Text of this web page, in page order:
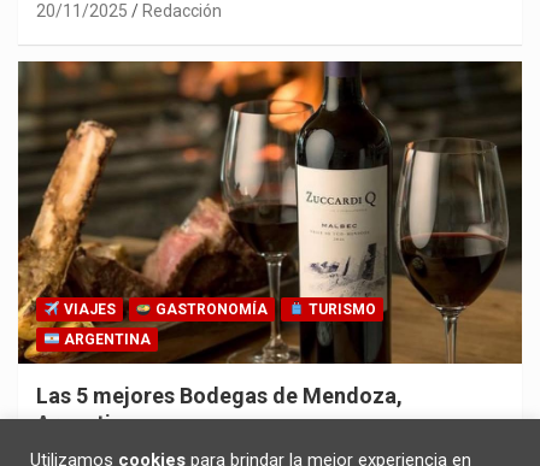
20/11/2025 Redacción
VIAJES GASTRONOMÍA
TURISMO
ARGENTINA
Las 5 mejores Bodegas de Mendoza,
Argentina
30/10/2025 Redacción
Utilizamos cookies para brindar la mejor experiencia en